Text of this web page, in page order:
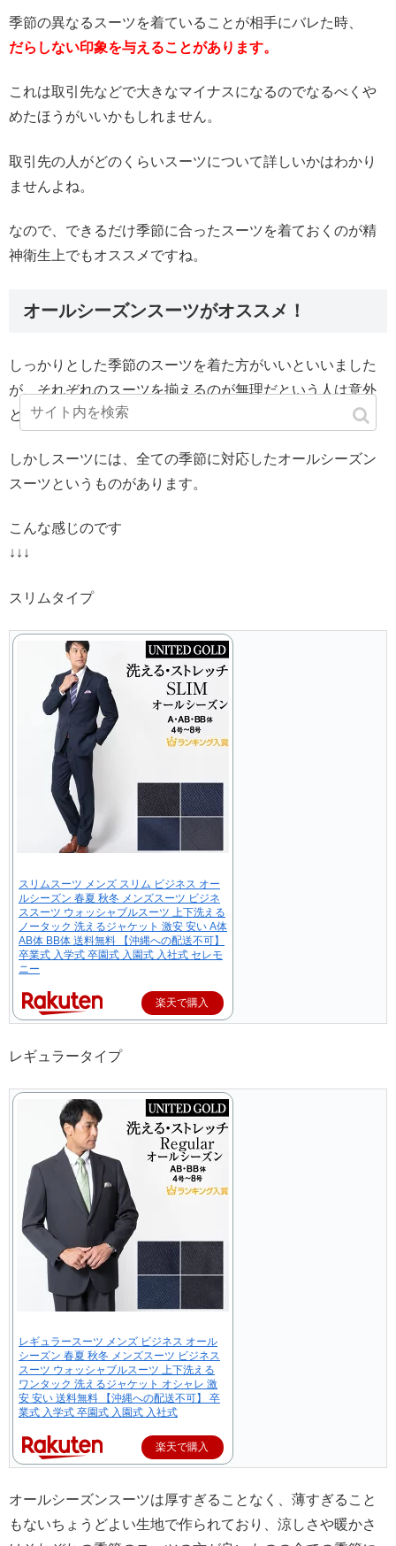
季節の異なるスーツを着ていることが相手にバレた時、
だらしない印象を与えることがあります。
これは取引先などで大きなマイナスになるのでなるべくや
めたほうがいいかもしれません。
取引先の人がどのくらいスーツについて詳しいかはわかり
ませんよね。
なので、できるだけ季節に合ったスーツを着ておくのが精
神衛生上でもオススメですね。
オールシーズンスーツがオススメ！
しっかりとした季節のスーツを着た方がいいといいました
が、それぞれのスーツを揃えるのが無理だという人は意外
と多いです。
しかしスーツには、全ての季節に対応したオールシーズン
スーツというものがあります。
こんな感じのです
↓↓↓
スリムタイプ
スリムスーツ メンズ スリム ビジネス オー
ルシーズン 春夏 秋冬 メンズスーツ ビジネ
ススーツ ウォッシャブルスーツ 上下洗える
ノータック 洗えるジャケット 激安 安い A体
AB体 BB体 送料無料 【沖縄への配送不可】
卒業式 入学式 卒園式 入園式 入社式 セレモ
ニー
楽天で購入
レギュラータイプ
レギュラースーツ メンズ ビジネス オール
シーズン 春夏 秋冬 メンズスーツ ビジネス
スーツ ウォッシャブルスーツ 上下洗える
ワンタック 洗えるジャケット オシャレ 激
安 安い 送料無料 【沖縄への配送不可】 卒
業式 入学式 卒園式 入園式 入社式
楽天で購入
オールシーズンスーツは厚すぎることなく、薄すぎること
もないちょうどよい生地で作られており、涼しさや暖かさ